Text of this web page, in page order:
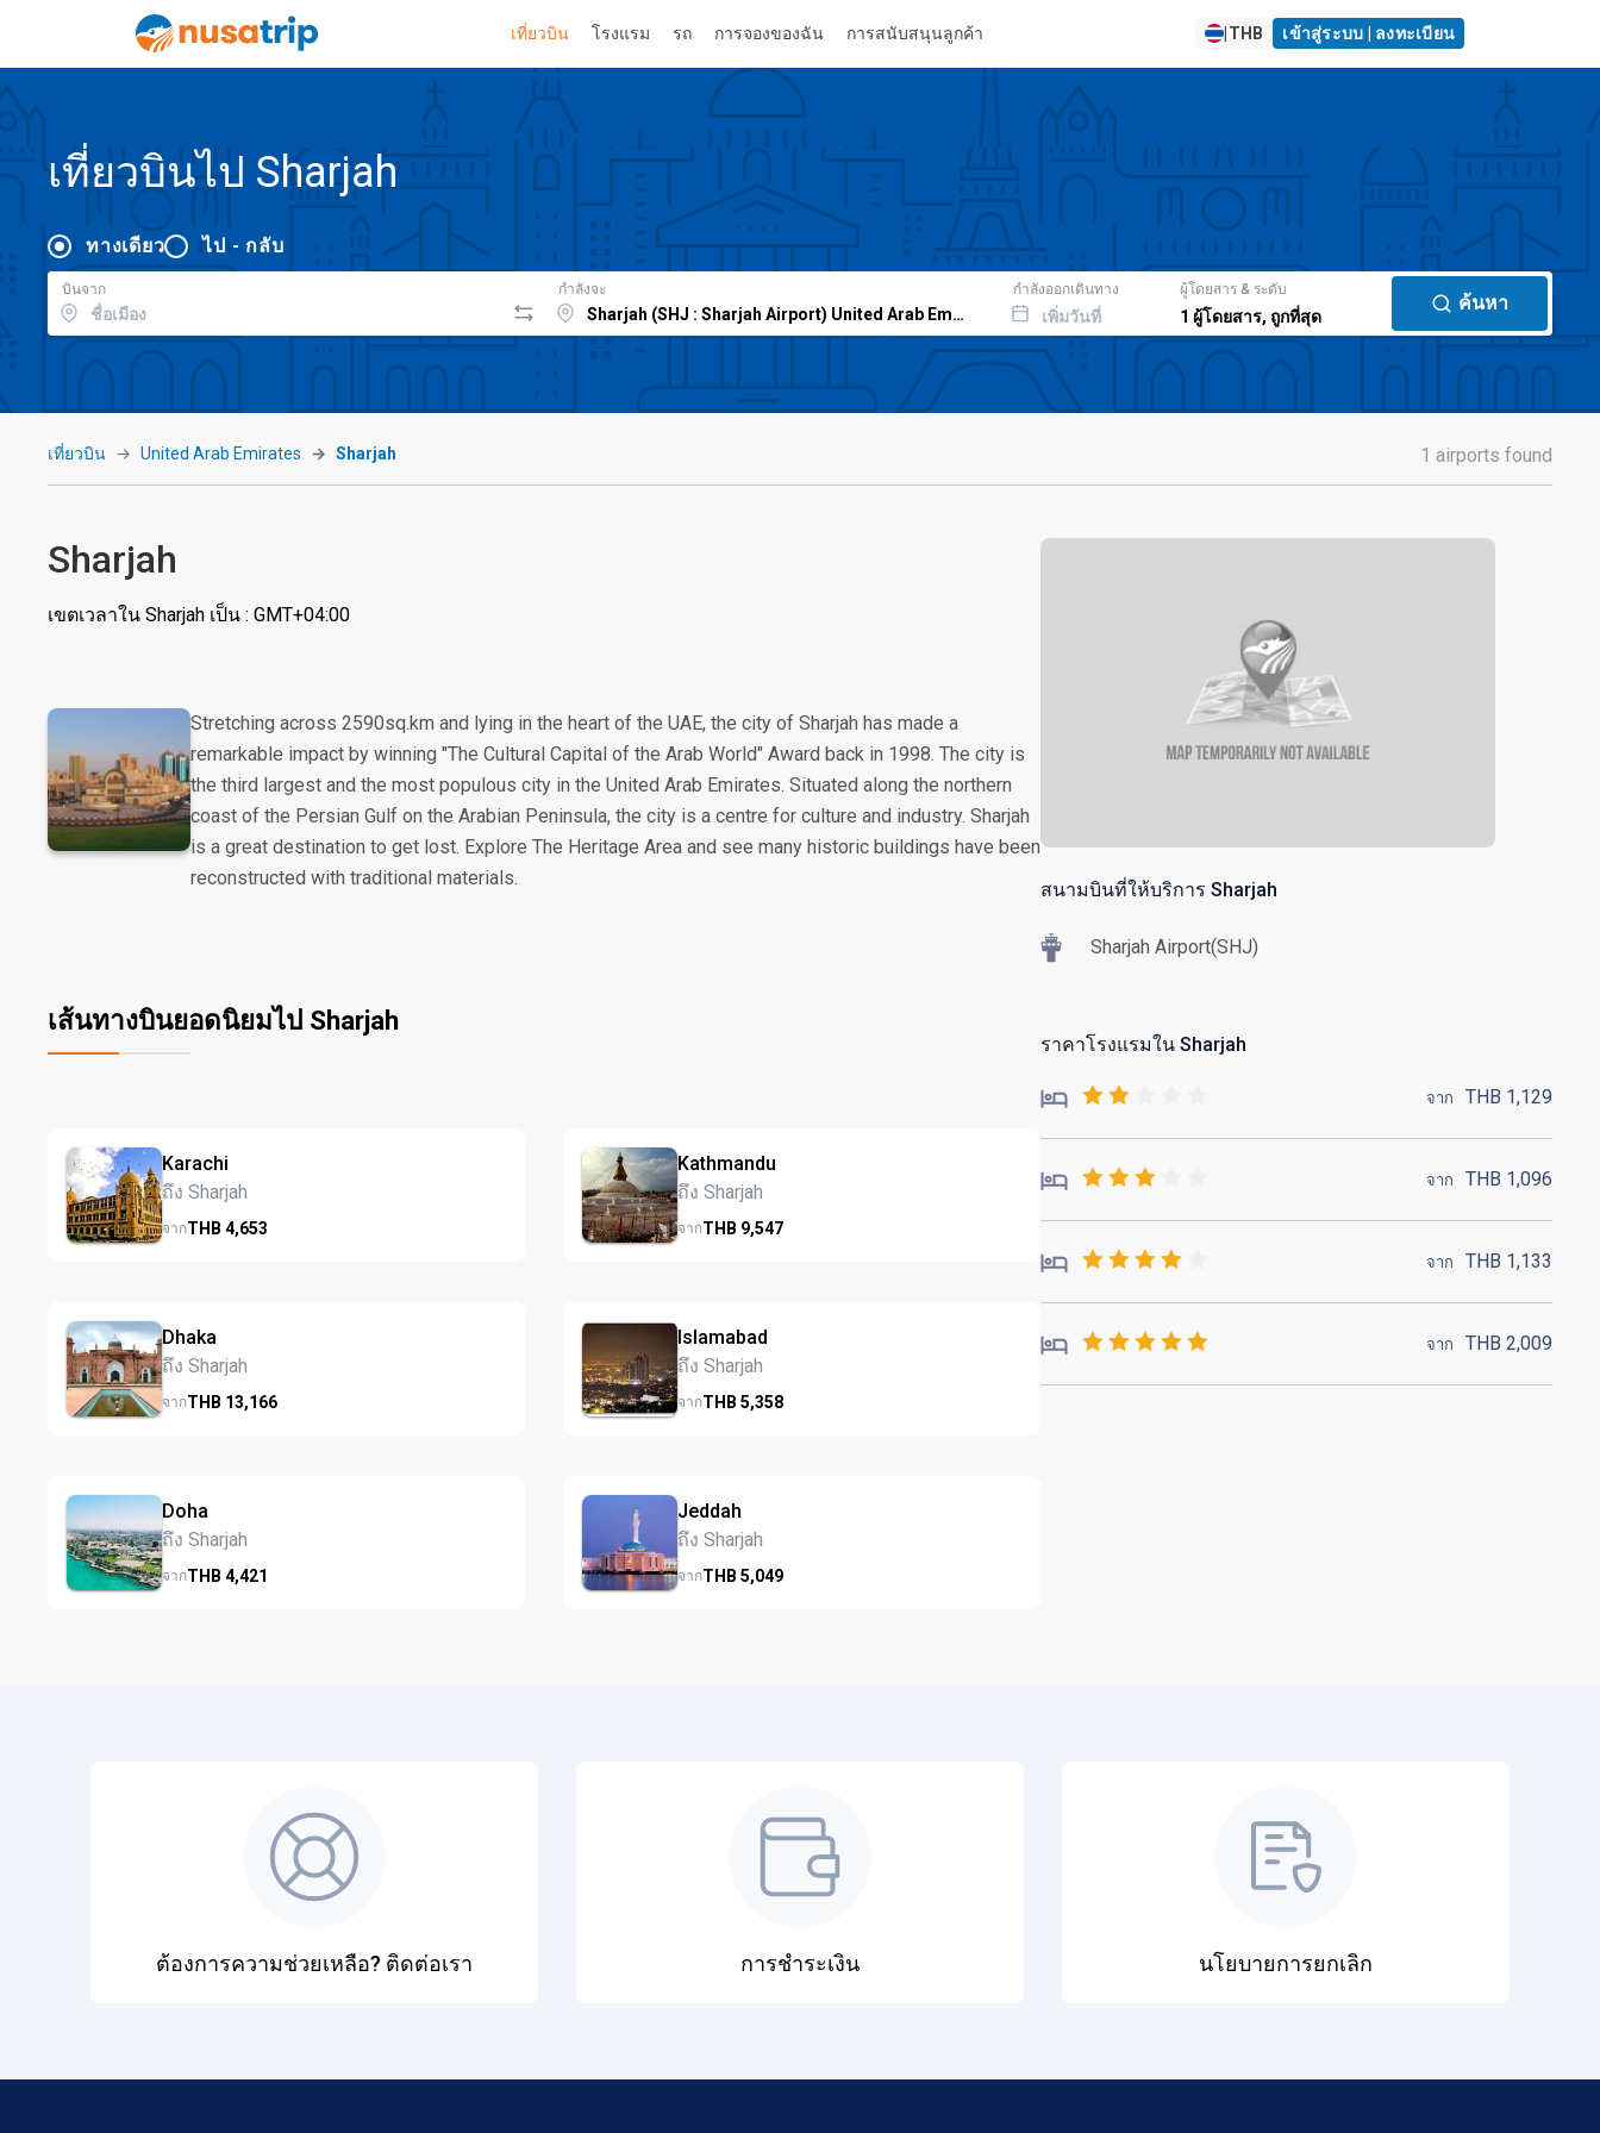
เที่ยวบิน โรงแรม รถ การจองของฉัน การสนับสนุนลูกค้า THB เข้าสู่ระบบ | ลงทะเบียน
เที่ยวบินไป Sharjah
ทางเดียว ไป - กลับ
บินจาก กำลังจะ กำลังออกเดินทาง
เพิ่มวันที่
ผู้โดยสาร & ระดับ
1 ผู้โดยสาร, ถูกที่สุด
ค้นหา
เที่ยวบิน United Arab Emirates Sharjah 1 airports found
Sharjah
เขตเวลาใน Sharjah เป็น : GMT+04:00
Stretching across 2590sq.km and lying in the heart of the UAE, the city of Sharjah has made a
remarkable impact by winning "The Cultural Capital of the Arab World" Award back in 1998. The city is
the third largest and the most populous city in the United Arab Emirates. Situated along the northern
coast of the Persian Gulf on the Arabian Peninsula, the city is a centre for culture and industry. Sharjah
is a great destination to get lost. Explore The Heritage Area and see many historic buildings have been
reconstructed with traditional materials.
เส้นทางบินยอดนิยมไป Sharjah
Karachi
ถึง Sharjah
จากTHB 4,653
Kathmandu
ถึง Sharjah
จากTHB 9,547
Dhaka
ถึง Sharjah
จากTHB 13,166
Islamabad
ถึง Sharjah
จากTHB5,358
Doha
ถึง Sharjah
จากTHB 4,421
Jeddah
ถึง Sharjah
จากTHB5,049
สนามบินที่ให้บริการ Sharjah
Sharjah Airport(SHJ)
ราคาโรงแรมใน Sharjah
จาก THB 1,129
จาก THB 1,096
จาก THB 1,133
จาก THB 2,009
ต้องการความช่วยเหลือ? ติดต่อเรา การชำระเงิน นโยบายการยกเลิก